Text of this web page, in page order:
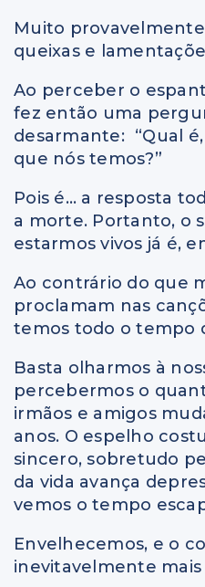
Muito
queixas e
Ao perceber o
fez então uma
desarmante: “Qual
que nós temos?”
Pois é… a resposta
a morte. Portanto, o
estarmos vivos já é,
Ao contrário do que
proclamam nas
temos todo o tempo
Basta olharmos à
percebermos o
irmãos e amigos
anos. O espelho
sincero, sobretudo
da vida avança
vemos o tempo
Envelhecemos, e o
inevitavelmente